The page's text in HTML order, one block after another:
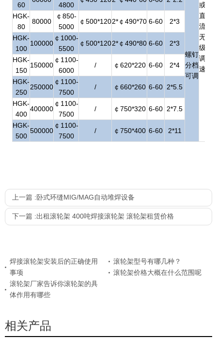
或
直
流
无
级
调
速
60
4800
螺钉
分档
可调
HGK-
80
80000
￠850-
5000
￠500*1202*￠490*70 6-60 2*3
HGK-
100
100000
￠1000-
5500
￠500*1202*￠490*80 6-60 2*3
HGK-
150
150000
￠1100-
6000
/ ￠620*220 6-60 2*4
HGK-
250
250000
￠1100-
7500
/ ￠660*260 6-60 2*5.5
HGK-
400
400000
￠1100-
7500
/ ￠750*320 6-60 2*7.5
HGK-
500
500000
￠1100-
7500
/ ￠750*400 6-60 2*11
上一篇 :卧式环缝MIG/MAG自动堆焊设备
下一篇 :出租滚轮架 400吨焊接滚轮架 滚轮架租赁价格
焊接滚轮架安装后的正确使用
事项
滚轮架型号有哪几种？
滚轮架价格大概在什么范围呢
滚轮架厂家告诉你滚轮架的具
体作用有哪些
相关产品